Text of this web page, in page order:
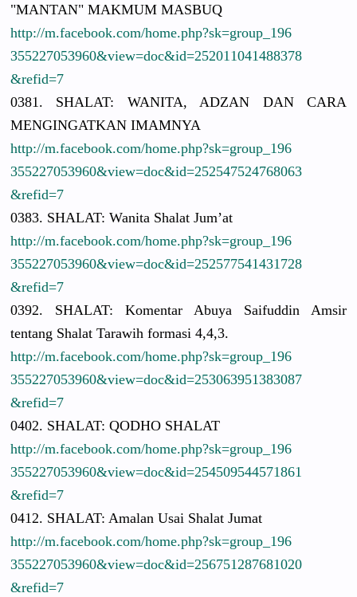
"MANTAN" MAKMUM MASBUQ
http://m.facebook.com/home.php?sk=group_196
355227053960&view=doc&id=25201 1041488378
&refid=7
0381. SHALAT: WANITA, ADZAN DAN CARA
MENGINGATKAN IMAMNYA
http://m.facebook.com/home.php?sk=group_196
355227053960&view=doc&id=252547524768063
&refid=7
0383. SHALAT: Wanita Shalat Jum’at
http://m.facebook.com/home.php?sk=group_196
355227053960&view=doc&id=252577541431728
&refid=7
0392. SHALAT: Komentar Abuya Saifuddin Amsir
tentang Shalat Tarawih formasi 4,4,3.
http://m.facebook.com/home.php?sk=group_196
355227053960&view=doc&id=253063951383087
&refid=7
0402. SHALAT: QODHO SHALAT
http://m.facebook.com/home.php?sk=group_196
355227053960&view=doc&id=254509544571861
&refid=7
0412. SHALAT: Amalan Usai Shalat Jumat
http://m.facebook.com/home.php?sk=group_196
355227053960&view=doc&id=256751287681020
&refid=7